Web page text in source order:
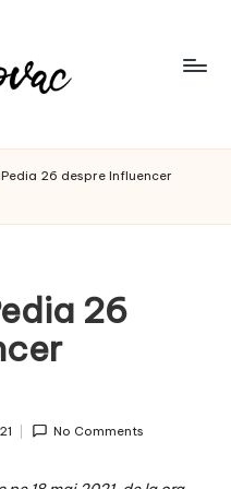
26 despre Influencer
26
No Comments